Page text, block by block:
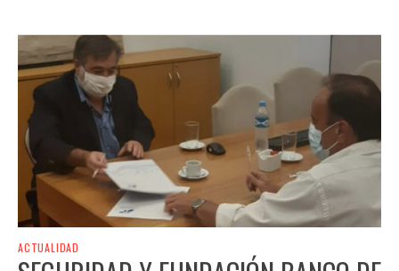
ACTUALIDAD